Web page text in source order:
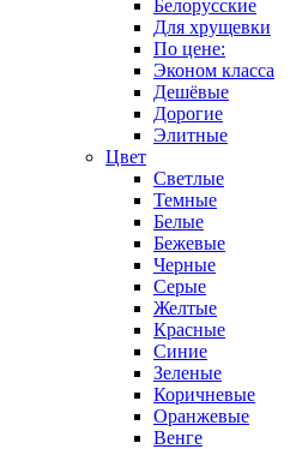
Белорусские
Для хрущевки
По цене:
Эконом класса
Дешёвые
Дорогие
Элитные
Цвет
Светлые
Темные
Белые
Бежевые
Черные
Серые
Желтые
Красные
Синие
Зеленые
Коричневые
Оранжевые
Венге